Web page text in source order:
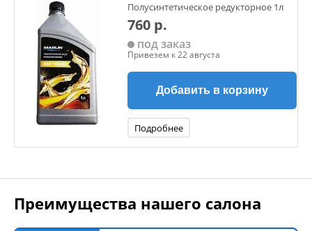
Полусинтетическое редукторное 1л
760 р.
под заказ
Привезем к 22 августа
Добавить в корзину
Подробнее
Преимущества нашего салона